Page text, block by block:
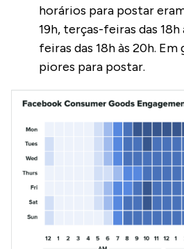
horários para postar
19h, terças-feiras das 18h
feiras das 18h às 20h. Em
piores para postar.